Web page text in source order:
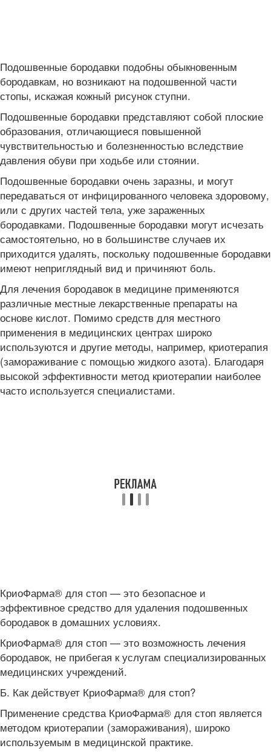
Подошвенные бородавки подобны обыкновенным
бородавкам, но возникают на подошвенной части
стопы, искажая кожный рисунок ступни.
Подошвенные бородавки представляют собой плоские
образования, отличающиеся повышенной
чувствительностью и болезненностью вследствие
давления обуви при ходьбе или стоянии.
Подошвенные бородавки очень заразны, и могут
передаваться от инфицированного человека здоровому,
или с других частей тела, уже зараженных
бородавками. Подошвенные бородавки могут исчезать
самостоятельно, но в большинстве случаев их
приходится удалять, поскольку подошвенные бородавки
имеют неприглядный вид и причиняют боль.
Для лечения бородавок в медицине применяются
различные местные лекарственные препараты на
основе кислот. Помимо средств для местного
применения в медицинских центрах широко
используются и другие методы, например, криотерапия
(замораживание с помощью жидкого азота). Благодаря
высокой эффективности метод криотерапии наиболее
часто используется специалистами.
КриоФарма® для стоп — это безопасное и
эффективное средство для удаления подошвенных
бородавок в домашних условиях.
КриоФарма® для стоп — это возможность лечения
бородавок, не прибегая к услугам специализированных
медицинских учреждений.
Б. Как действует КриоФарма® для стоп?
Применение средства КриоФарма® для стоп является
методом криотерапии (замораживания), широко
используемым в медицинской практике.